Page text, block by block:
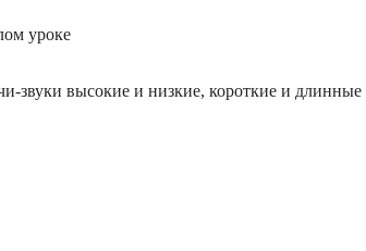
уроке
звуки высокие и низкие, короткие и длинные